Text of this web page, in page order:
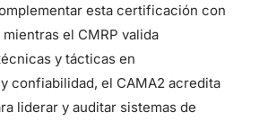
esta certificación con
el CMRP valida
y tácticas en
confiabilidad, el CAMA2 acredita
liderar y auditar sistemas de